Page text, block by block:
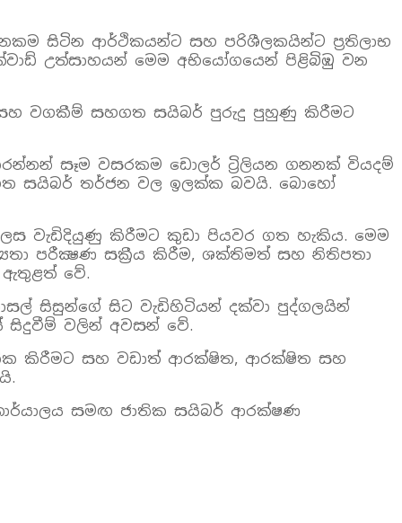
සිටින ආර්ථිකයන්ට සහ පරිශීලකයින්ට ප්‍රතිලාභ
උත්සාහයන් මෙම අභියෝගයෙන් පිළිබිඹු වන
වගකීම් සහගත සයිබර් පුරුදු පුහුණු කිරීමට
සෑම වසරකම ඩොලර් ට්‍රිලියන ගනනක් වියදම්
සයිබර් තර්ජන වල ඉලක්ක බවයි. බොහෝ
වැඩිදියුණු කිරීමට කුඩා පියවර ගත හැකිය. මෙම
පරීක්‍ෂණ සක්‍රීය කිරීම, ශක්තිමත් සහ නිතිපතා
ඇතුළත් වේ.
සිසුන්ගේ සිට වැඩිහිටියන් දක්වා පුද්ගලයින්
වලින් අවසන් වේ.
කිරීමට සහ වඩාත් ආරක්ෂිත, ආරක්ෂිත සහ
සමඟ ජාතික සයිබර් ආරක්ෂණ